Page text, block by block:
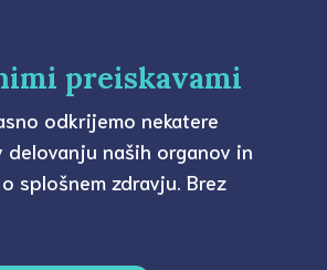
preiskavami
odkrijemo nekatere
delovanju naših organov in
splošnem zdravju. Brez